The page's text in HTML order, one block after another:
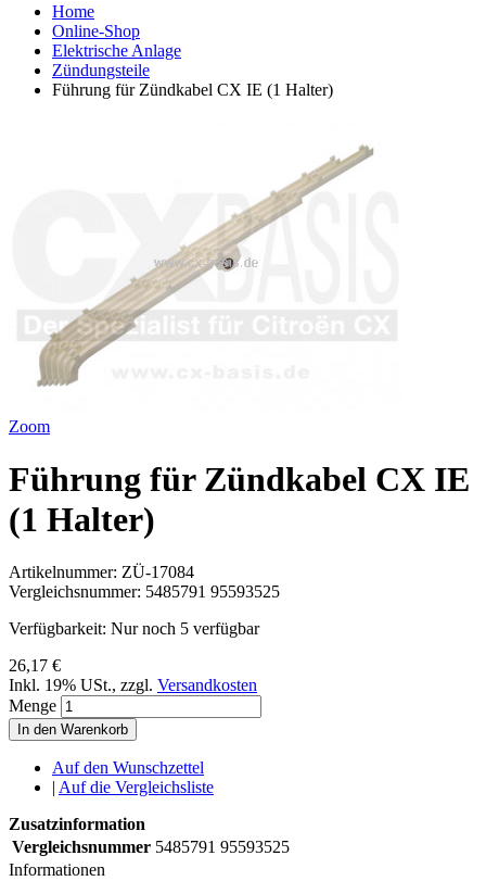
Home
Online-Shop
Elektrische Anlage
Zündungsteile
Führung für Zündkabel CX IE (1 Halter)
Zoom
Führung für Zündkabel CX IE
(1 Halter)
Artikelnummer: ZÜ-17084
Vergleichsnummer: 5485791 95593525
Verfügbarkeit: Nur noch 5 verfügbar
26,17 €
Inkl. 19% USt., zzgl. Versandkosten
Menge
In den Warenkorb
Auf den Wunschzettel
| Auf die Vergleichsliste
Zusatzinformation
Vergleichsnummer 5485791 95593525
Informationen